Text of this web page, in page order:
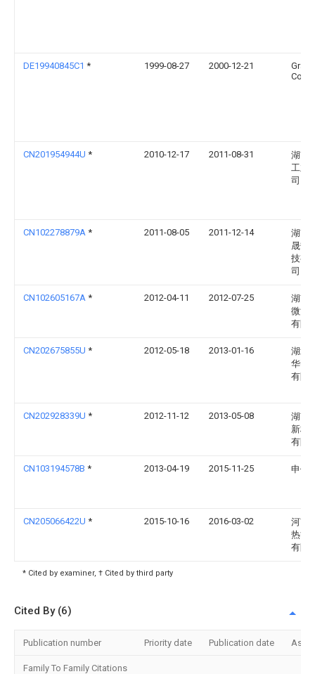
DE19940845C1 * 1999-08-27 2000-12-21
Graf
Co
CN201954944U * 2010-12-17 2011-08-31
湖南
工业
司
CN102278879A * 2011-08-05 2011-12-14
湖南
晟热
技有
司
CN102605167A * 2012-04-11 2012-07-25
湖南
微波
有限
CN202675855U * 2012-05-18 2013-01-16
湖北
华帮
有限
CN202928339U * 2012-11-12 2013-05-08
湖南
新材
有限
CN103194578B * 2013-04-19 2015-11-25 申偲
CN205066422U * 2015-10-16 2016-03-02
河南
热能
有限
* Cited by examiner, † Cited by third party
Cited By (6)
Publication number Priority date Publication date
Family To Family Citations